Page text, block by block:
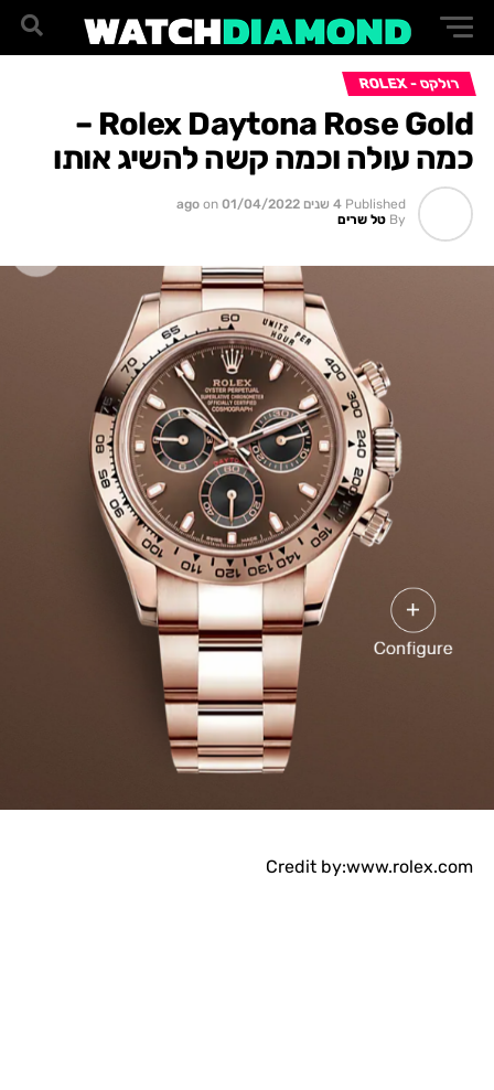
רולקס - ROLEX
Rolex Daytona Rose Gold –
כמה עולה וכמה קשה להשיג אותו
Published 4 שנים ago on 01/04/2022
By טל שרים
Credit by:www.rolex.com